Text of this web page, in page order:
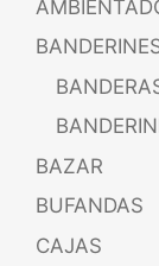
BAZAR
BUFANDAS
CAJAS